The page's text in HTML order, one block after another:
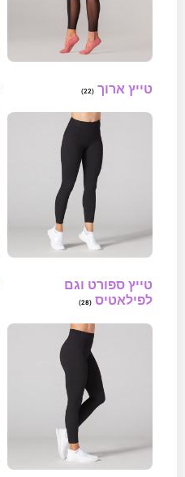
טייץ ארוך (22)
טייץ ספורט וגם
לפילאטיס (28)